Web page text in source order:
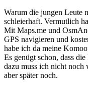
Warum die jungen Leute
schleierhaft. Vermutlich
Mit Maps.me und
GPS navigieren und
habe ich da meine
Es genügt schon, dass
dazu muss ich nicht
aber später noch.